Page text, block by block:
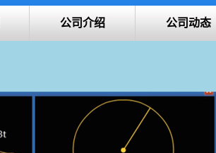
公司介绍 公司动态